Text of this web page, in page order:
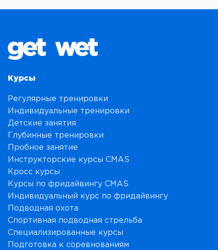
Курсы
Регулярные тренировки
Индивидуальные тренировки
Детские занятия
Глубинные тренировки
Пробное занятие
Инструкторские курсы CMAS
Кросс курсы
Курсы по фридайвингу CMAS
Индивидуальный курс по фридайвингу
Подводная охота
Спортивная подводная стрельба
Специализированные курсы
Подготовка к соревнованиям